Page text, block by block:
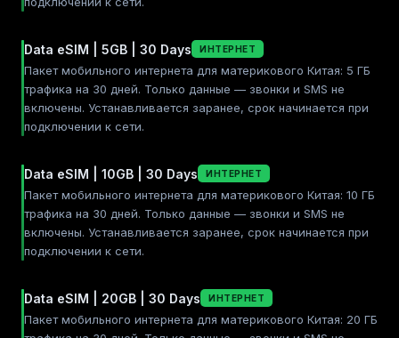
Data eSIM | 5GB | 30 Days ИНТЕРНЕТ
Пакет мобильного интернета для материкового Китая: 5 ГБ
трафика на 30 дней. Только данные — звонки и SMS не
включены. Устанавливается заранее, срок начинается при
подключении к сети.
Data eSIM | 10GB | 30 Days ИНТЕРНЕТ
Пакет мобильного интернета для материкового Китая: 10 ГБ
трафика на 30 дней. Только данные — звонки и SMS не
включены. Устанавливается заранее, срок начинается при
подключении к сети.
Data eSIM | 20GB | 30 Days ИНТЕРНЕТ
Пакет мобильного интернета для материкового Китая: 20 ГБ